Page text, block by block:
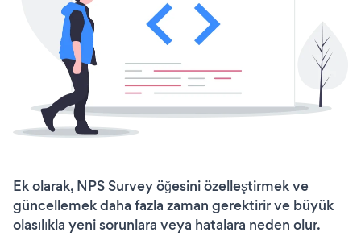
Ek olarak, NPS Survey öğesini özelleştirmek ve
güncellemek daha fazla zaman gerektirir ve büyük
olasılıkla yeni sorunlara veya hatalara neden olur.